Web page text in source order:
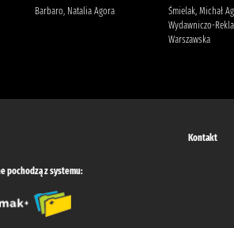
Barbaro, Natalia Agora
Śmielak, Michał
Wydawniczo-
Warszawska
Kontakt
pochodzą z systemu: